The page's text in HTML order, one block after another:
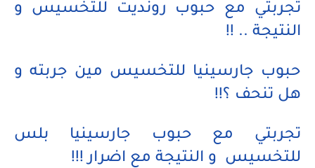
تجربتي مع حبوب رونديت للتخسيس و
النتيجة .. !!
حبوب جارسينيا للتخسيس مين جربته و
هل تنحف ؟!!
تجربتي مع حبوب جارسينيا بلس
للتخسيس و النتيجة مع اضرار !!!